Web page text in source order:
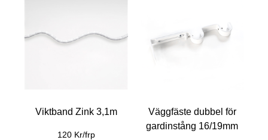
Viktband Zink 3,1m
120 Kr/frp
Väggfäste dubbel för
gardinstång 16/19mm